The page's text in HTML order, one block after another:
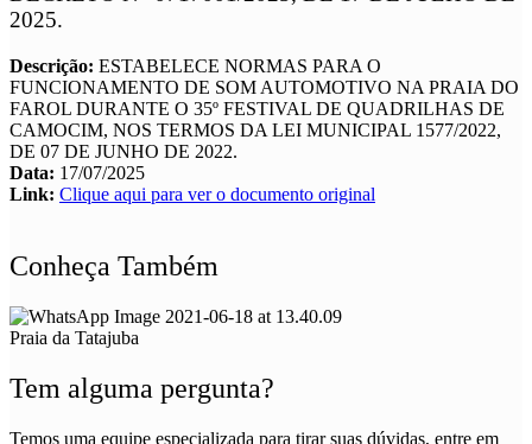
2025.
Descrição: ESTABELECE NORMAS PARA O
FUNCIONAMENTO DE SOM AUTOMOTIVO NA PRAIA DO
FAROL DURANTE O 35º FESTIVAL DE QUADRILHAS DE
CAMOCIM, NOS TERMOS DA LEI MUNICIPAL 1577/2022,
DE 07 DE JUNHO DE 2022.
Data: 17/07/2025
Link: Clique aqui para ver o documento original
Conheça Também
Praia da Tatajuba
Tem alguma pergunta?
Temos uma equipe especializada para tirar suas dúvidas, entre em